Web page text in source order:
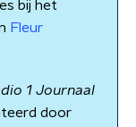
bij het
Fleur
1 Journaal
door